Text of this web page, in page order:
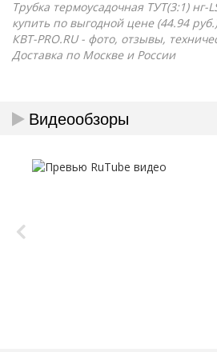
Трубка термоусадочная ТУТ(3:1) нг-
купить по выгодной цене (44.94
КВТ-PRO.RU - фото, отзывы,
Доставка по Москве и России
Видеообзоры